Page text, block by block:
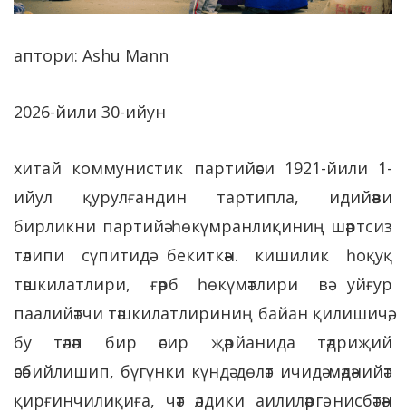
аптори: Ashu Mann
2026-йили 30-ийун
хитай коммунистик партийәси 1921-йили 1-
ийул қурулғандин тартипла, идийәви
бирликни партийә һөкүмранлиқиниң шәртсиз
тәлипи сүпитидә бекиткән. кишилик һоқуқ
тәшкилатлири, ғәрб һөкүмәтлири вә уйғур
паалийәтчи тәшкилатлириниң байан қилишичә,
бу тәләп бир әсир җәрйанида тәдриҗий
әсәбийлишип, бүгүнки күндә дөләт ичидә мәдәнийәт
қирғинчилиқиға, чәт әлдики аилиләргә нисбәтән